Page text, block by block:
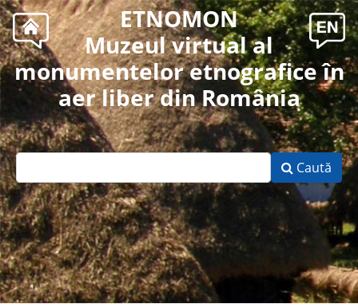
ETNOMON
Muzeul virtual al
monumentelor etnografice în
aer liber din România
Caută